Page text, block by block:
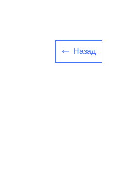
Назад